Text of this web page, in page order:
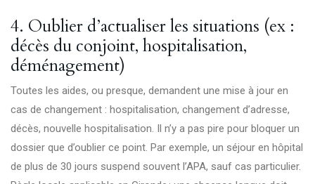
4. Oublier d’actualiser les situations (ex :
décès du conjoint, hospitalisation,
déménagement)
Toutes les aides, ou presque, demandent une mise à jour en
cas de changement : hospitalisation, changement d’adresse,
décès, nouvelle hospitalisation. Il n’y a pas pire pour bloquer un
dossier que d’oublier ce point. Par exemple, un séjour en hôpital
de plus de 30 jours suspend souvent l’APA, sauf cas particulier.